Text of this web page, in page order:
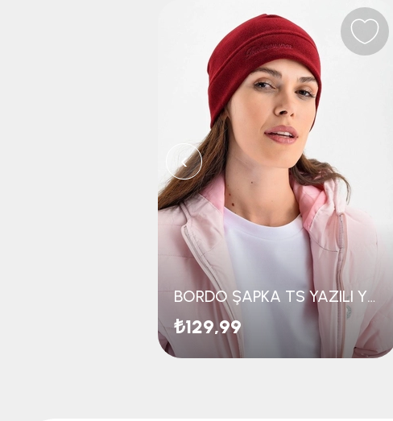
BORDO ŞAPKA TS YAZILI YETİŞKİN
₺129,99
‹